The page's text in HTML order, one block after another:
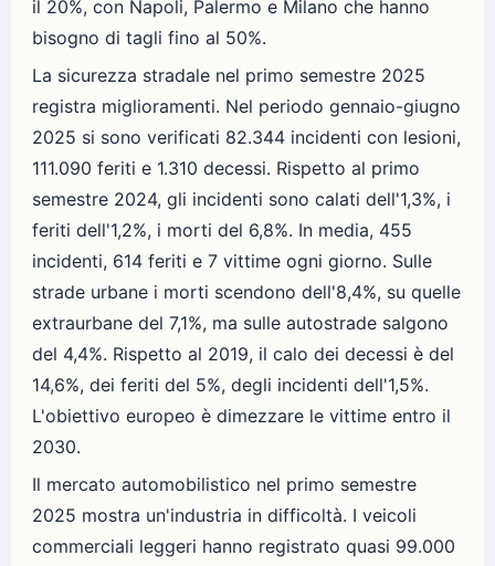
il 20%, con Napoli, Palermo e Milano che hanno
bisogno di tagli fino al 50%.
La sicurezza stradale nel primo semestre 2025
registra miglioramenti. Nel periodo gennaio-giugno
2025 si sono verificati 82.344 incidenti con lesioni,
111.090 feriti e 1.310 decessi. Rispetto al primo
semestre 2024, gli incidenti sono calati dell'1,3%, i
feriti dell'1,2%, i morti del 6,8%. In media, 455
incidenti, 614 feriti e 7 vittime ogni giorno. Sulle
strade urbane i morti scendono dell'8,4%, su quelle
extraurbane del 7,1%, ma sulle autostrade salgono
del 4,4%. Rispetto al 2019, il calo dei decessi è del
14,6%, dei feriti del 5%, degli incidenti dell'1,5%.
L'obiettivo europeo è dimezzare le vittime entro il
2030.
Il mercato automobilistico nel primo semestre
2025 mostra un'industria in difficoltà. I veicoli
commerciali leggeri hanno registrato quasi 99.000